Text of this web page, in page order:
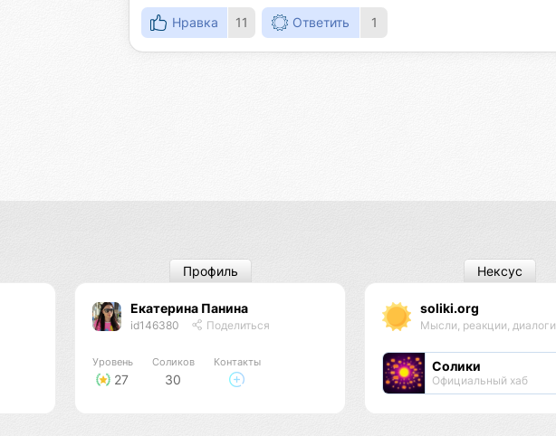
Нравка 11 Ответить 1
Екатерина Панина
id146380 Поделиться
Уровень
27
Соликов
30
Контакты
Профиль
soliki.org
Мысли, реакции, диалоги
Солики
Официальный хаб
Нексус